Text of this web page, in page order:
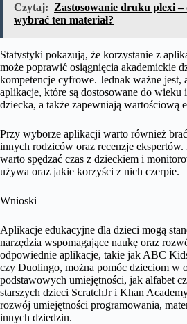
Czytaj: Zastosowanie druku plexi –
wybrać ten materiał?
Statystyki pokazują, że korzystanie z
może poprawić osiągnięcia akademickie
kompetencje cyfrowe. Jednak ważne jest,
aplikacje, które są dostosowane do wieku
dziecka, a także zapewniają wartościową
Przy wyborze aplikacji warto również
innych rodziców oraz recenzje ekspertów.
warto spędzać czas z dzieckiem i
używa oraz jakie korzyści z nich czerpie.
Wnioski
Aplikacje edukacyjne dla dzieci mogą
narzędzia wspomagające naukę oraz
odpowiednie aplikacje, takie jak ABC
czy Duolingo, można pomóc dzieciom w
podstawowych umiejętności, jak alfabet
starszych dzieci ScratchJr i Khan
rozwój umiejętności programowania,
innych dziedzin.